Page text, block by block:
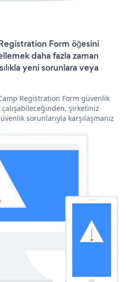
Form öğesini
daha fazla zaman
yeni sorunlara veya
Registration Form güvenlik
şirketiniz
sorunlarıyla karşılaşmanız